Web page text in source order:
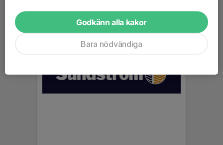
Godkänn alla kakor
Bara nödvändiga